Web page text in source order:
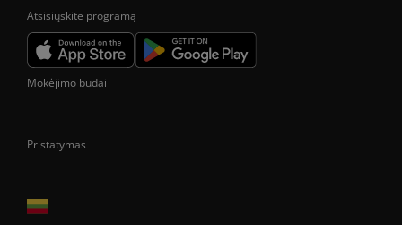
Atsisiųskite programą
Mokėjimo būdai
Pristatymas